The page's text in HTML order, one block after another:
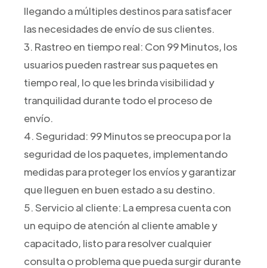
llegando a múltiples destinos para satisfacer
las necesidades de envío de sus clientes.
3. Rastreo en tiempo real: Con 99 Minutos, los
usuarios pueden rastrear sus paquetes en
tiempo real, lo que les brinda visibilidad y
tranquilidad durante todo el proceso de
envío.
4. Seguridad: 99 Minutos se preocupa por la
seguridad de los paquetes, implementando
medidas para proteger los envíos y garantizar
que lleguen en buen estado a su destino.
5. Servicio al cliente: La empresa cuenta con
un equipo de atención al cliente amable y
capacitado, listo para resolver cualquier
consulta o problema que pueda surgir durante